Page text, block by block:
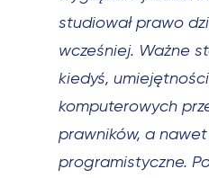
studiował prawo
wcześniej. Ważne
kiedyś,
komputerowych
prawników, a
programistyczne.